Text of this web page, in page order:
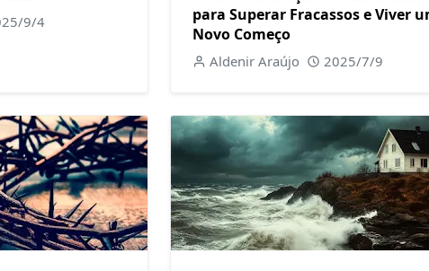
9/4
para Superar Fracassos e Viver
Novo Começo
Aldenir Araújo 2025/7/9